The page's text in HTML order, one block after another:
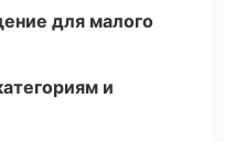
для малого
и